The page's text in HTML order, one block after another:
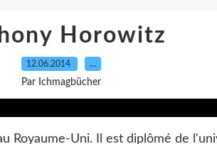
Horowitz
12.06.2014 …
Par Ichmagbücher
Royaume-Uni. Il est diplômé de